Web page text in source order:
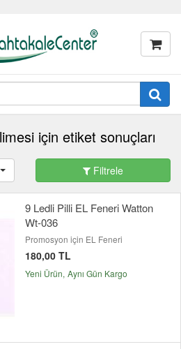
için etiket sonuçları
Filtrele
9 Ledli Pilli EL Feneri Watton
Wt-036
Promosyon için EL Feneri
180,00 TL
Yeni Ürün Aynı Gün Kargo